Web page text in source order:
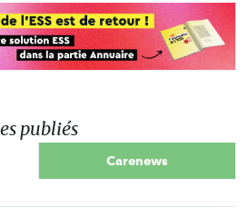
publiés
Carenews